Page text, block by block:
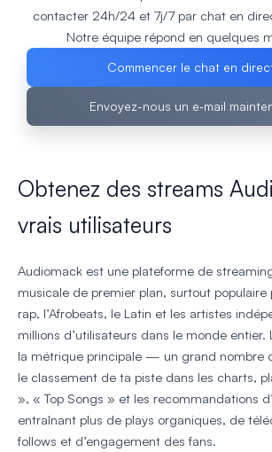
contacter 24h/24 et 7j/7 par chat en
Notre équipe répond en quelques
Commencer le chat en
Envoyez-nous un e‑mail
Obtenez des streams
vrais utilisateurs
Audiomack est une plateforme de
musicale de premier plan, surtout populaire
rap, l’Afrobeats, le Latin et les artistes
millions d’utilisateurs dans le monde entier.
la métrique principale — un grand nombre
le classement de ta piste dans les charts,
», « Top Songs » et les recommandations
entraînant plus de plays organiques, de
follows et d’engagement des fans.